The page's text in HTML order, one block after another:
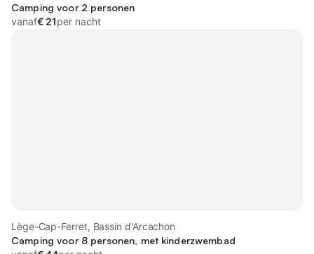
Camping voor 2 personen
vanaf€ 21per nacht
Lège-Cap-Ferret, Bassin d'Arcachon
Camping voor 8 personen, met kinderzwembad